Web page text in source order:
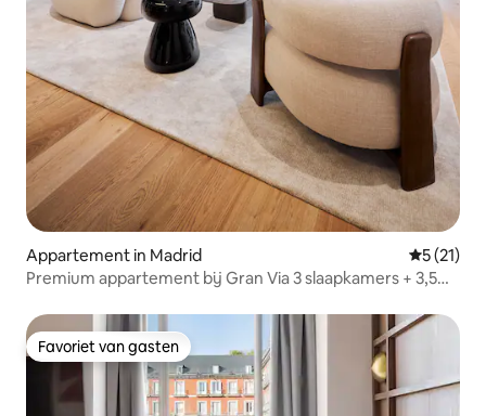
Appartement in Madrid
5 (21)
Premium appartement bij Gran Via 3 slaapkamers + 3,5
Favoriet van gasten
Favoriet van gasten